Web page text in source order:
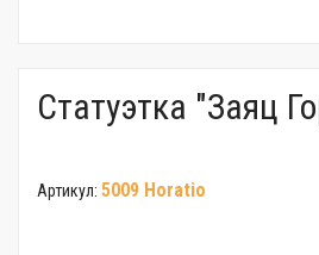
Статуэтка "Заяц
Артикул: 5009 Horatio